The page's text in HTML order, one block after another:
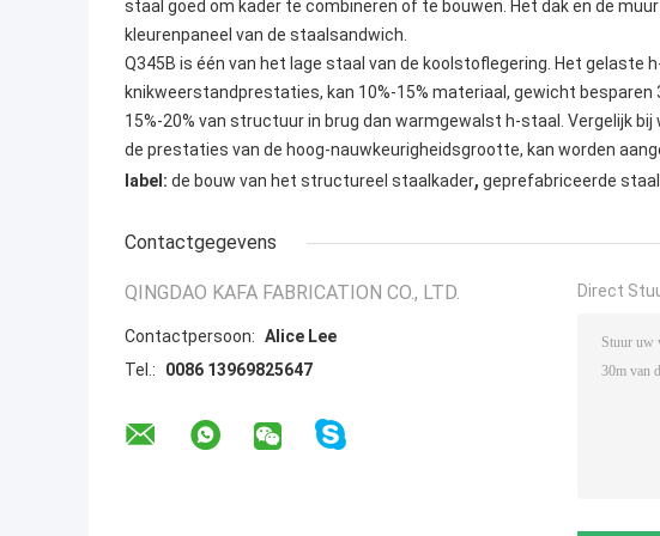
staal goed om kader te combineren of te bouwen. Het dak en de
kleurenpaneel van de staalsandwich.
Q345B is één van het lage staal van de koolstoflegering. Het
knikweerstandprestaties, kan 10%-15% materiaal, gewicht
15%-20% van structuur in brug dan warmgewalst h-staal. Vergelijk
de prestaties van de hoog-nauwkeurigheidsgrootte, kan worden
label: de bouw van het structureel staalkader, geprefabriceerde
Contactgegevens
QINGDAO KAFA FABRICATION CO., LTD.
Contactpersoon: Alice Lee
Tel.:
0086 13969825647
Direct